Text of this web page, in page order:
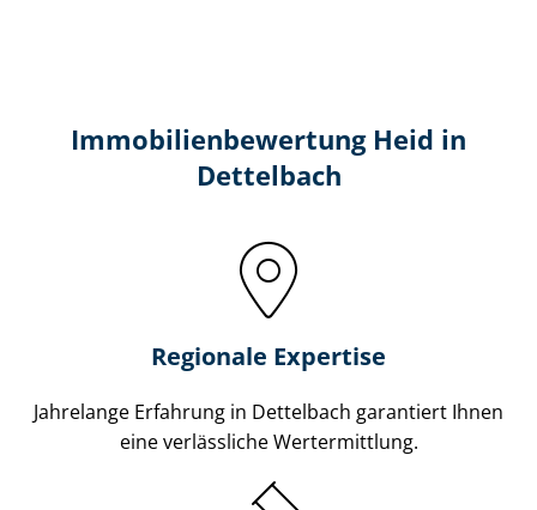
Immobilien­bewertung Heid in
Dettelbach
Regionale Expertise
Jahrelange Erfahrung in Dettelbach garantiert Ihnen
eine verlässliche Wertermittlung.